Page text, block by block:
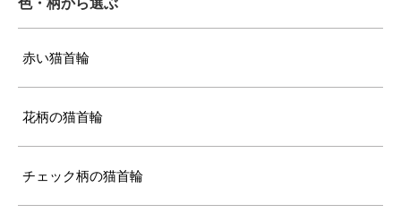
赤い猫首輪
花柄の猫首輪
チェック柄の猫首輪